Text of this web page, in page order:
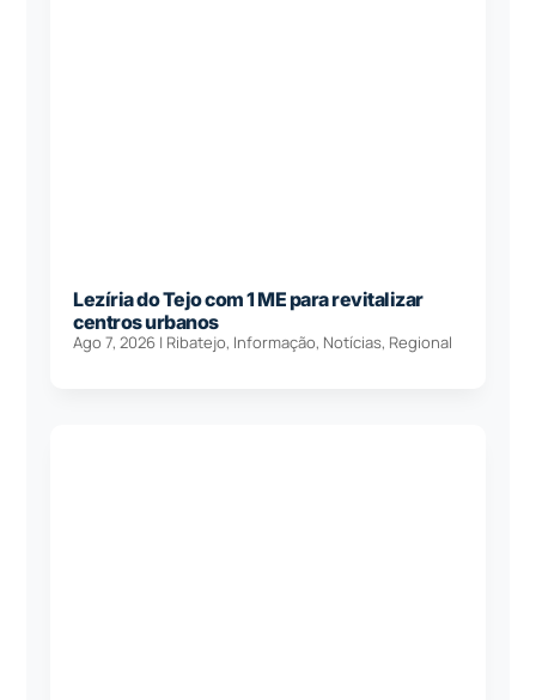
Lezíria do Tejo com 1 ME para revitalizar
centros urbanos
Ago 7, 2026 | Ribatejo, Informação, Notícias, Regional